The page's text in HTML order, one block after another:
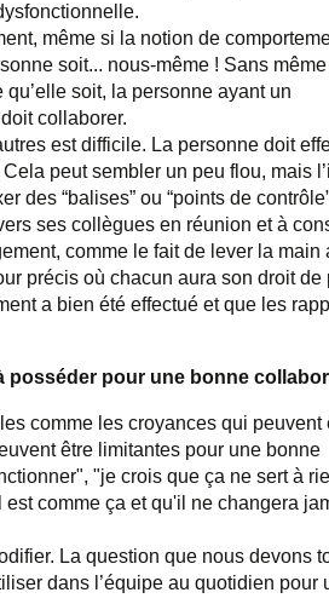
même si la notion de
soit... nous-même ! Sans
soit, la personne ayant un
collaborer.
est difficile. La personne doit
peut sembler un peu flou, mais
des “balises” ou “points de
ses collègues en réunion et à
comme le fait de lever la main
précis où chacun aura son droit de
a bien été effectué et que les
posséder pour une bonne
comme les croyances qui peuvent
être limitantes pour une bonne
"je crois que ça ne sert à
comme ça et qu'il ne changera
La question que nous devons
dans l’équipe au quotidien pour